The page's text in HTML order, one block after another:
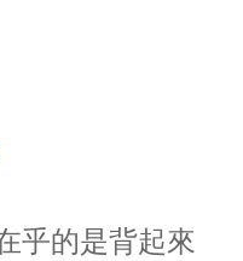
乎的是背起來